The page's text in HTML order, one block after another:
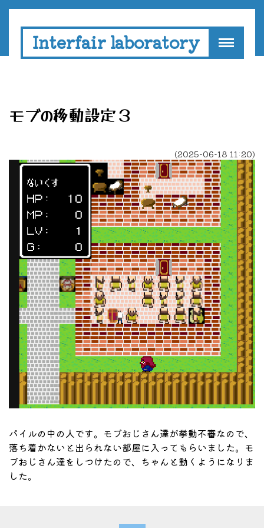
Interfair laboratory
モブの移動設定３
(2025-06-18 11:20)
パイルの中の人です。モブおじさん達が挙動不審なので、
落ち着かないと出られない部屋に入ってもらいました。モ
ブおじさん達をしつけたので、ちゃんと動くようになりま
した。
パイルの冒険者ゼロ・制作日記